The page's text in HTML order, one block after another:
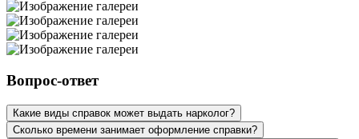
Вызывала службу нарколога на дом. Мой отец был в
долгом запое, началась одышка и головокружения. Я
незамедлительно вызвала врача. Спасибо наркологу,
который к нам выехал, качественно и быстро привел
отца в чувства, дал рекомендации. Будем надеяться на
долгосрочный результат, подумываем о прохождении
курса реабилитации.
Вопрос-ответ
Какие виды справок может выдать нарколог?
Сколько времени занимает оформление справки?